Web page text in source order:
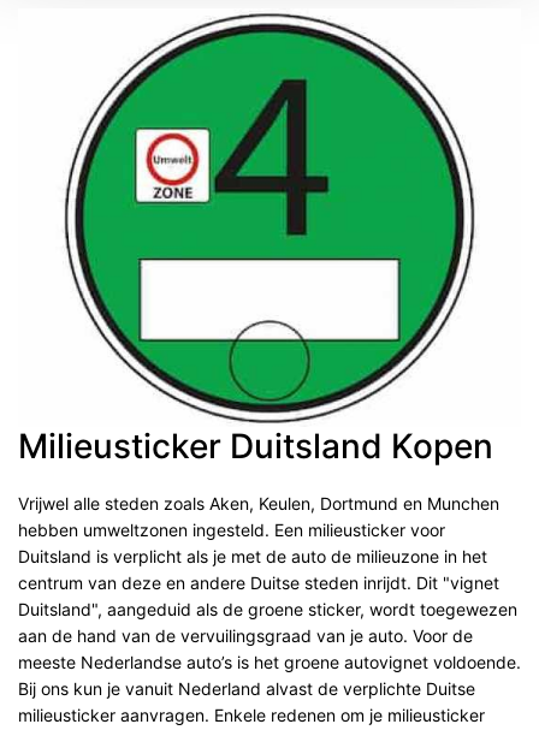
Milieusticker Duitsland Kopen
Vrijwel alle steden zoals Aken, Keulen, Dortmund en Munchen
hebben umweltzonen ingesteld. Een milieusticker voor
Duitsland is verplicht als je met de auto de milieuzone in het
centrum van deze en andere Duitse steden inrijdt. Dit "vignet
Duitsland", aangeduid als de groene sticker, wordt toegewezen
aan de hand van de vervuilingsgraad van je auto. Voor de
meeste Nederlandse auto’s is het groene autovignet voldoende.
Bij ons kun je vanuit Nederland alvast de verplichte Duitse
milieusticker aanvragen. Enkele redenen om je milieusticker